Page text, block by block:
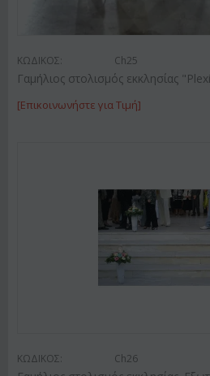
ΚΩΔΙΚΟΣ: Ch25
Γαμήλιος στολισμός εκκλησίας
[Επικοινωνήστε για Τιμή]
ΚΩΔΙΚΟΣ: Ch26